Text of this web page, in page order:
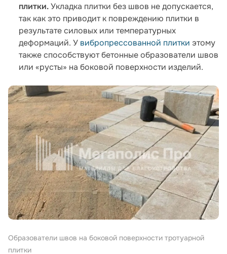
плитки.Укладка плитки без швов не допускается,
так как это приводит к повреждению плитки в
результате силовых или температурных
деформаций. У вибропрессованной плитки этому
также способствуют бетонные образователи швов
или «русты» на боковой поверхности изделий.
Образователи швов на боковой поверхности тротуарной
плитки